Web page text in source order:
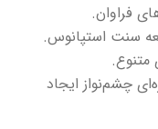
فراوان.
سنت استپانوس.
متنوع.
چشم‌نواز ایجاد